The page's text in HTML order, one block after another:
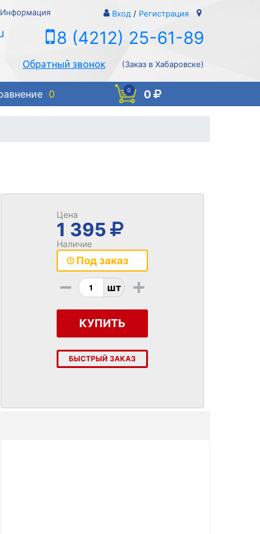
Информация Вход / Регистрация
8 (4212) 25-61-89
Обратный звонок (Заказ в Хабаровске)
0 0 0
Цена
1 395
Наличие
Под заказ
- шт +
КУПИТЬ
БЫСТРЫЙ ЗАКАЗ